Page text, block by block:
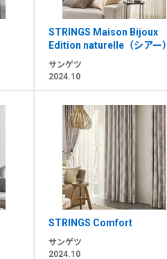
STRINGS Maison Bijoux
Edition naturelle（シアー）
サンゲツ
2024.10
STRINGS Comfort
サンゲツ
2024.10